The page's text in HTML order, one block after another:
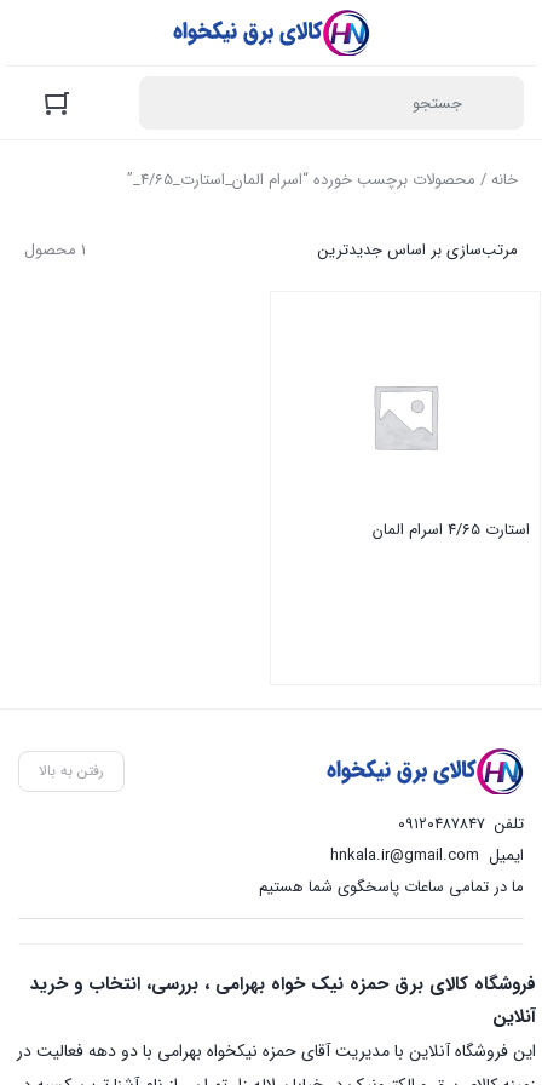
خانه/ محصولات برچسب خورده “اسرام المان_استارت_4/65_”
1 محصول مرتب‌سازی بر اساس جدیدترین
استارت 4/65 اسرام المان
رفتن به بالا
تلفن ۰۹۱۲۰۴۸۷۸۴۷
ایمیل hnkala.ir@gmail.com
ما در تمامی ساعات پاسخگوی شما هستیم
فروشگاه کالای برق حمزه نیک خواه بهرامی ، بررسی، انتخاب و خرید
آنلاین
این فروشگاه آنلاین با مدیریت آقای حمزه نیکخواه بهرامی با دو دهه فعالیت در